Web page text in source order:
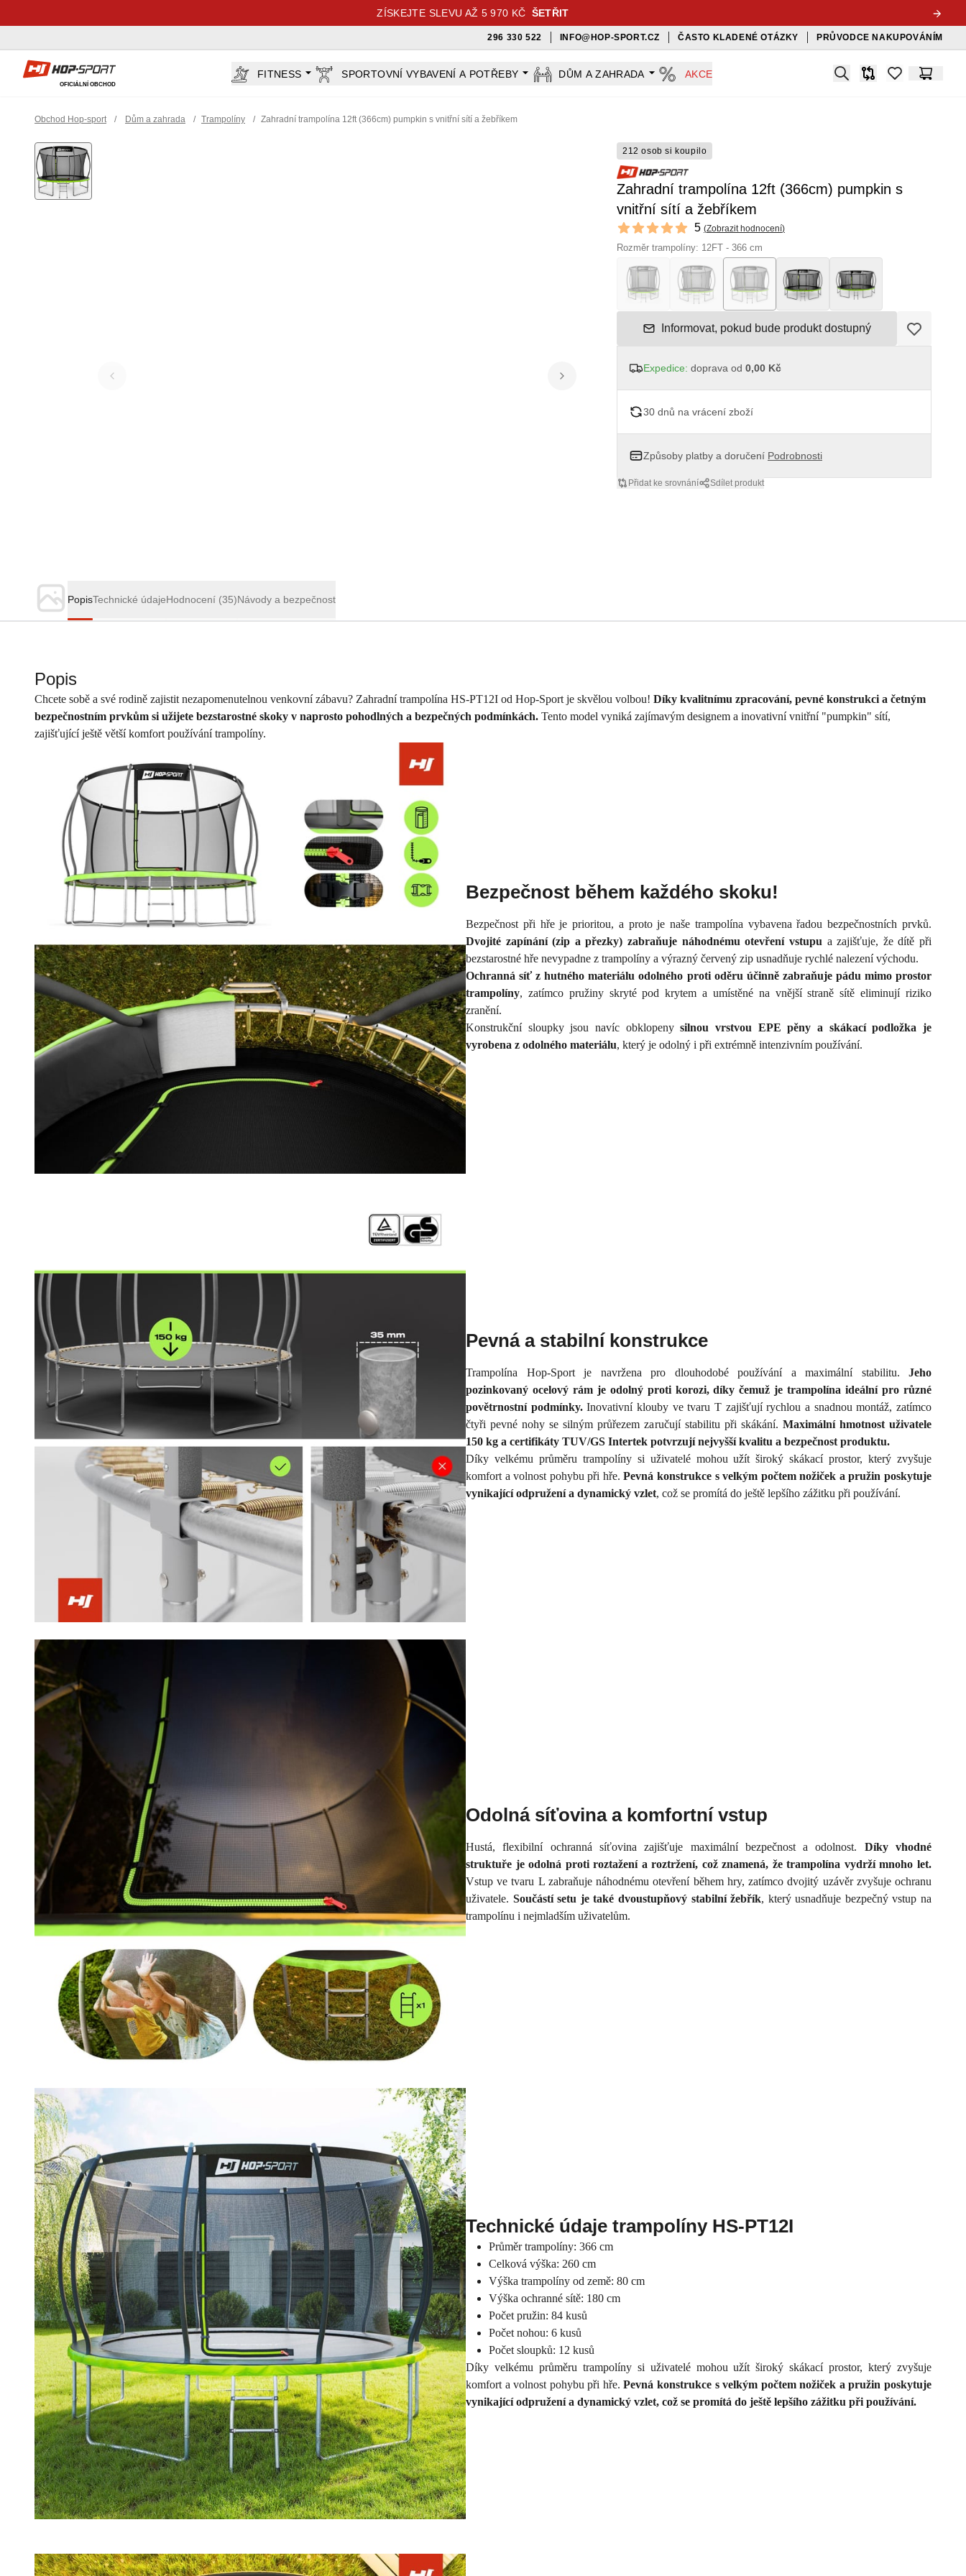
ZÍSKEJTE SLEVU AŽ 5 970 KČ ŠETŘIT
296 330 522 INFO@HOP-SPORT.CZ ČASTO KLADENÉ OTÁZKY PRŮVODCE NAKUPOVÁNÍM
Hop-Sport.cz
OFICIÁLNÍ OBCHOD
FITNESS SPORTOVNÍ VYBAVENÍ A POTŘEBY DŮM A ZAHRADA AKCE Search
Srovnávačitems inKošík
Obchod Hop-sport / Dům a zahrada / Trampolíny / Zahradní trampolína 12ft (366cm) pumpkin s vnitřní sítí a žebříkem
212 osob si koupilo
Zahradní trampolína 12ft (366cm) pumpkin s
vnitřní sítí a žebříkem
Reviews
5 out of 5 stars 5 (Zobrazit hodnocení)
Rozměr trampolíny: 12FT - 366 cm
Informovat, pokud bude produkt dostupný
Expedice: doprava od 0,00 Kč
30 dnů na vrácení zboží
Způsoby platby a doručení Podrobnosti
Přidat ke srovnání Sdílet produkt
PopisTechnické údajeHodnocení (35)Návody a bezpečnost
Popis
Chcete sobě a své rodině zajistit nezapomenutelnou venkovní zábavu? Zahradní trampolína HS-PT12I od Hop-Sport je skvělou volbou! Díky kvalitnímu zpracování, pevné konstrukci a četným
bezpečnostním prvkům si užijete bezstarostné skoky v naprosto pohodlných a bezpečných podmínkách. Tento model vyniká zajímavým designem a inovativní vnitřní "pumpkin" sítí,
zajišťující ještě větší komfort používání trampolíny.
Bezpečnost během každého skoku!
Bezpečnost při hře je prioritou, a proto je naše trampolína vybavena řadou bezpečnostních prvků.
Dvojité zapínání (zip a přezky) zabraňuje náhodnému otevření vstupu a zajišťuje, že dítě při
bezstarostné hře nevypadne z trampolíny a výrazný červený zip usnadňuje rychlé nalezení východu.
Ochranná síť z hutného materiálu odolného proti oděru účinně zabraňuje pádu mimo prostor
trampolíny, zatímco pružiny skryté pod krytem a umístěné na vnější straně sítě eliminují riziko
zranění.
Konstrukční sloupky jsou navíc obklopenysilnou vrstvou EPE pěny a skákací podložka je
vyrobena z odolného materiálu, který je odolný i při extrémně intenzivním používání.
Pevná a stabilní konstrukce
Trampolína Hop-Sport je navržena pro dlouhodobé používání a maximální stabilitu. Jeho
pozinkovaný ocelový rám je odolný proti korozi, díky čemuž je trampolína ideální pro různé
povětrnostní podmínky.Inovativní klouby ve tvaru T zajišťují rychlou a snadnou montáž, zatímco
čtyři pevné nohy se silným průřezem zaručují stabilitu při skákání. Maximální hmotnost uživatele
150 kg a certifikáty TUV/GS Intertek potvrzují nejvyšší kvalitu a bezpečnost produktu.
Díky velkému průměru trampolíny si uživatelé mohou užít široký skákací prostor, který zvyšuje
komfort a volnost pohybu při hře.Pevná konstrukce s velkým počtem nožiček a pružin poskytuje
vynikající odpružení a dynamický vzlet, což se promítá do ještě lepšího zážitku při používání.
Odolná síťovina a komfortní vstup
Hustá, flexibilní ochranná síťovina zajišťuje maximální bezpečnost a odolnost. Díky vhodné
struktuře je odolná proti roztažení a roztržení, což znamená, že trampolína vydrží mnoho let.
Vstup ve tvaru L zabraňuje náhodnému otevření během hry, zatímco dvojitý uzávěr zvyšuje ochranu
uživatele. Součástí setu je také dvoustupňový stabilní žebřík, který usnadňuje bezpečný vstup na
trampolínu i nejmladším uživatelům.
Technické údaje trampolíny HS-PT12I
Průměr trampolíny: 366 cm
Celková výška: 260 cm
Výška trampolíny od země: 80 cm
Výška ochranné sítě: 180 cm
Počet pružin: 84 kusů
Počet nohou: 6 kusů
Počet sloupků: 12 kusů
Díky velkému průměru trampolíny si uživatelé mohou užít široký skákací prostor, který zvyšuje
komfort a volnost pohybu při hře.Pevná konstrukce s velkým počtem nožiček a pružin poskytuje
vynikající odpružení a dynamický vzlet, což se promítá do ještě lepšího zážitku při používání.